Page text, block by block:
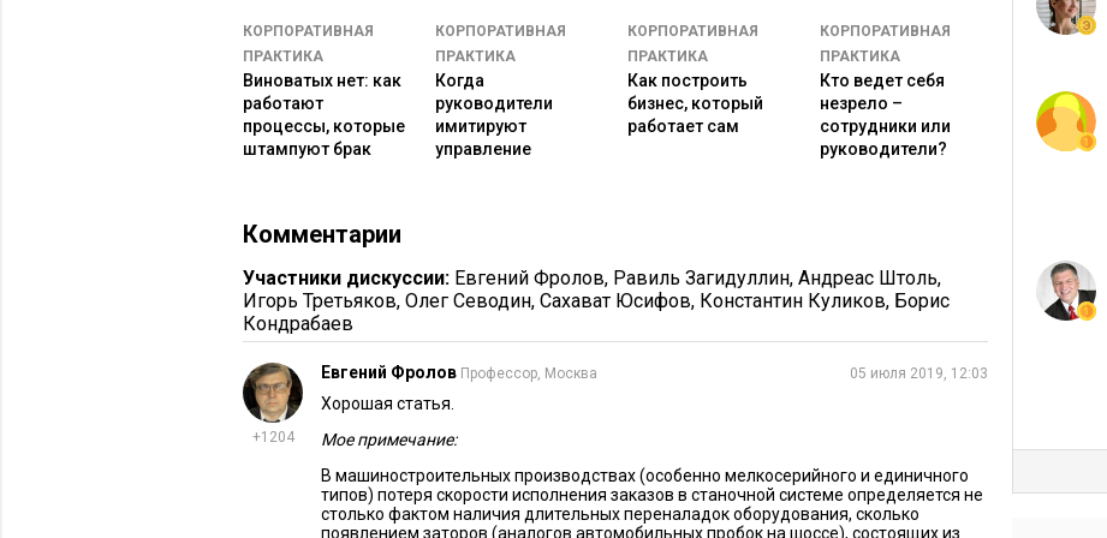
реализовываться и требует пересмотра. И естественно у каждой метрики должен быть
«стражник» – алгоритм или сотрудник, контролирующий параметр и сигналящий о
достижении критического значения.
План B. Для важных мероприятий предусматривают альтернативные маршруты
развития – что можно предпринять, если основной план провалился. Не играй на весь
Причины. Почему выбирают MES?
Рассмотрим действующее предприятие, если некая система управления производством
уже используется, и ее хочется заменить, по некоторым мотивам, например:
прежняя не масштабируется «в глубину» (нужно детальнее и подробнее);
прежняя не масштабируется «в ширину» (нужны другие участки и переделы);
требуется бОльшая степень автоматизации;
не покрывает требуемый функционал;
требует ресурсов или технологий, которые более недоступны;
сложна в поддержке;
КОРПОРАТИВНАЯ
ПРАКТИКА
Виноватых нет: как
работают
процессы, которые
штампуют брак
КОРПОРАТИВНАЯ
ПРАКТИКА
Когда
руководители
имитируют
управление
КОРПОРАТИВНАЯ
ПРАКТИКА
Как построить
бизнес, который
работает сам
КОРПОРАТИВНАЯ
ПРАКТИКА
Кто ведет себя
незрело –
сотрудники или
руководители?
Комментарии
Участники дискуссии: Евгений Фролов, Равиль Загидуллин, Андреас Штоль,
Игорь Третьяков, Олег Севодин, Сахават Юсифов, Константин Куликов, Борис
Кондрабаев
+1204
Евгений Фролов Профессор, Москва 05 июля 2019, 12:03
Хорошая статья.
Мое примечание:
В машиностроительных производствах (особенно мелкосерийного и единичного
типов) потеря скорости исполнения заказов в станочной системе определяется не
столько фактом наличия длительных переналадок оборудования, сколько
появлением заторов (аналогов автомобильных пробок на шоссе), состоящих из